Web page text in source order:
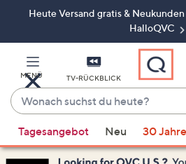
ZumHeute Versand gratis &
HalloQVC
MENÜ TV-RÜCKBLICK
Wonach
suchst
du
heute?
Vorschläge
verfügbar
Tagesangebot Neu 30